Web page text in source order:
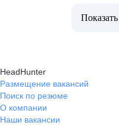
HeadHunter
Размещение вакансий
Поиск по резюме
О компании
Наши вакансии